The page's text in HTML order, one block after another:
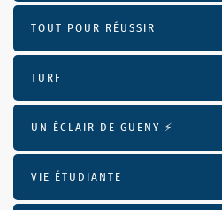
TOUT POUR RÉUSSIR
TURF
UN ÉCLAIR DE GUENY ⚡️
VIE ÉTUDIANTE